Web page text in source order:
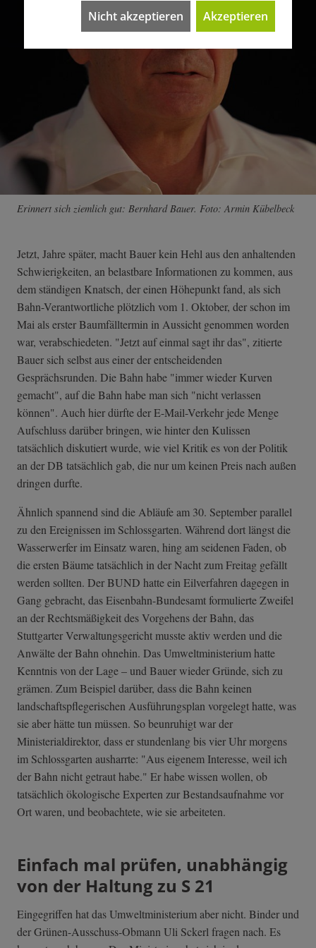
Erinnert sich ziemlich gut: Bernhard Bauer. Foto: Armin Kübelbeck
Jetzt, Jahre später, macht Bauer kein Hehl aus den anhaltenden
Schwierigkeiten, an belastbare Informationen zu kommen, aus
dem ständigen Knatsch, der einen Höhepunkt fand, als sich
Bahn-Verantwortliche plötzlich vom 1. Oktober, der schon im
Mai als erster Baumfälltermin in Aussicht genommen worden
war, verabschiedeten. "Jetzt auf einmal sagt ihr das", zitierte
Bauer sich selbst aus einer der entscheidenden
Gesprächsrunden. Die Bahn habe "immer wieder Kurven
gemacht", auf die Bahn habe man sich "nicht verlassen
können". Auch hier dürfte der E-Mail-Verkehr jede Menge
Aufschluss darüber bringen, wie hinter den Kulissen
tatsächlich diskutiert wurde, wie viel Kritik es von der Politik
an der DB tatsächlich gab, die nur um keinen Preis nach außen
dringen durfte.
Ähnlich spannend sind die Abläufe am 30. September parallel
zu den Ereignissen im Schlossgarten. Während dort längst die
Wasserwerfer im Einsatz waren, hing am seidenen Faden, ob
die ersten Bäume tatsächlich in der Nacht zum Freitag gefällt
werden sollten. Der BUND hatte ein Eilverfahren dagegen in
Gang gebracht, das Eisenbahn-Bundesamt formulierte Zweifel
an der Rechtsmäßigkeit des Vorgehens der Bahn, das
Stuttgarter Verwaltungsgericht musste aktiv werden und die
Anwälte der Bahn ohnehin. Das Umweltministerium hatte
Kenntnis von der Lage – und Bauer wieder Gründe, sich zu
grämen. Zum Beispiel darüber, dass die Bahn keinen
landschaftspflegerischen Ausführungsplan vorgelegt hatte, was
sie aber hätte tun müssen. So beunruhigt war der
Ministerialdirektor, dass er stundenlang bis vier Uhr morgens
im Schlossgarten ausharrte: "Aus eigenem Interesse, weil ich
der Bahn nicht getraut habe." Er habe wissen wollen, ob
tatsächlich ökologische Experten zur Bestandsaufnahme vor
Ort waren, und beobachtete, wie sie arbeiteten.
Einfach mal prüfen, unabhängig
von der Haltung zu S 21
Eingegriffen hat das Umweltministerium aber nicht. Binder und
der Grünen-Ausschuss-Obmann Uli Sckerl fragen nach. Es
Nicht akzeptieren Akzeptieren